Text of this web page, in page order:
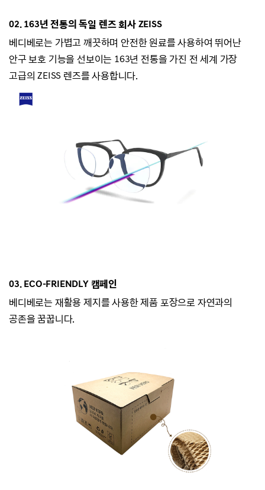
02. 163년 전통의 독일 렌즈 회사 ZEISS
베디베로는 가볍고 깨끗하며 안전한 원료를 사용하여 뛰어난
안구 보호 기능을 선보이는 163년 전통을 가진 전 세계 가장
고급의 ZEISS 렌즈를 사용합니다.
03. ECO-FRIENDLY 캠페인
베디베로는 재활용 제지를 사용한 제품 포장으로 자연과의
공존을 꿈꿉니다.